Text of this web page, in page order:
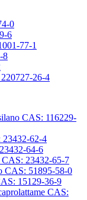
0
6
77-1
8
26-4
CAS: 116229-
23432-62-4
64-6
23432-65-7
CAS: 51895-58-0
15129-36-9
CAS: